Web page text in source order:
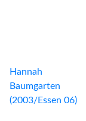
Hannah
Baumgarten
(2003/Essen 06)